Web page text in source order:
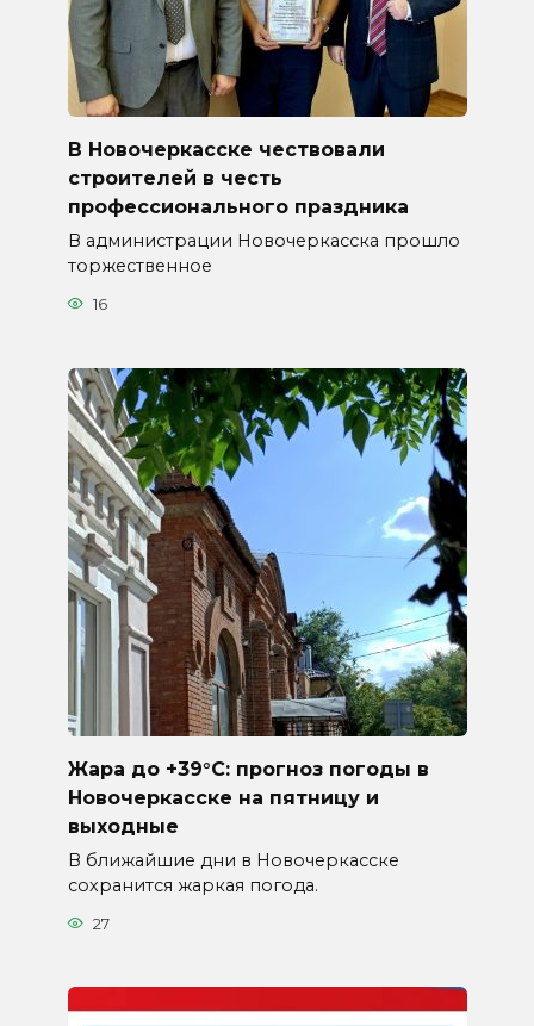
В Новочеркасске чествовали
строителей в честь
профессионального праздника
В администрации Новочеркасска прошло
торжественное
16
Жара до +39°C: прогноз погоды в
Новочеркасске на пятницу и
выходные
В ближайшие дни в Новочеркасске
сохранится жаркая погода.
27